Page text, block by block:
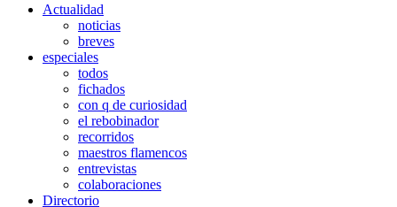
Actualidad
noticias
breves
especiales
todos
fichados
con q de curiosidad
el rebobinador
recorridos
maestros flamencos
entrevistas
colaboraciones
Directorio